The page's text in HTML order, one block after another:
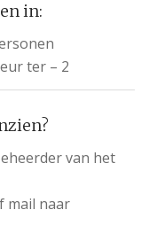
in:
ter – 2
van het
mail naar